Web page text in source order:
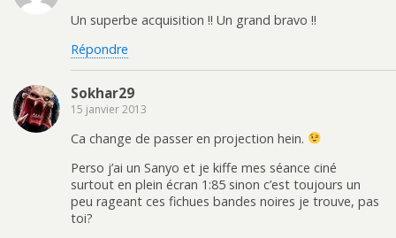
Un superbe acquisition !! Un grand bravo !!
Répondre
Sokhar29
15 janvier 2013
Ca change de passer en projection hein.
Perso j’ai un Sanyo et je kiffe mes séance ciné
surtout en plein écran 1:85 sinon c’est toujours un
peu rageant ces fichues bandes noires je trouve, pas
toi?